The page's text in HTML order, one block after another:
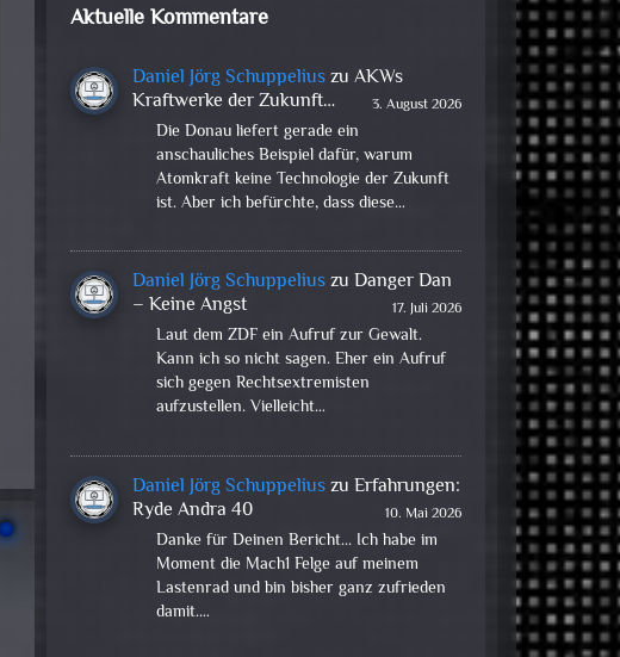
Aktuelle Kommentare
Daniel Jörg SchuppeliuszuAKWs
Kraftwerke der Zukunft…
3. August 2026
Die Donau liefert gerade ein
anschauliches Beispiel dafür, warum
Atomkraft keine Technologie der Zukunft
ist. Aber ich befürchte, dass diese…
Daniel Jörg SchuppeliuszuDanger Dan
– Keine Angst
17. Juli 2026
Laut dem ZDF ein Aufruf zur Gewalt.
Kann ich so nicht sagen. Eher ein Aufruf
sich gegen Rechtsextremisten
aufzustellen. Vielleicht…
Daniel Jörg SchuppeliuszuErfahrungen:
Ryde Andra 40
10. Mai 2026
Danke für Deinen Bericht... Ich habe im
Moment die Mach1 Felge auf meinem
Lastenrad und bin bisher ganz zufrieden
damit.…